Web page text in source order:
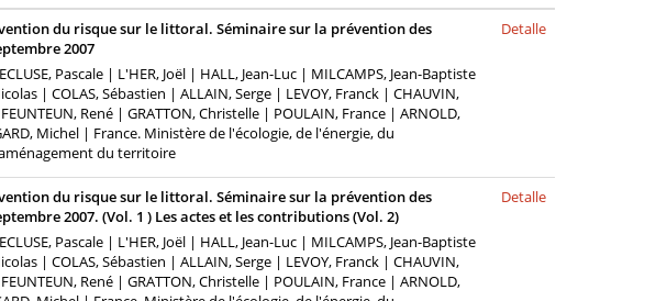
du risque sur le littoral. Séminaire sur la prévention des
2007
Pascale | L'HER, Joël | HALL, Jean-Luc | MILCAMPS, Jean-Baptiste
| COLAS, Sébastien | ALLAIN, Serge | LEVOY, Franck | CHAUVIN,
René | GRATTON, Christelle | POULAIN, France | ARNOLD,
Michel | France. Ministère de l'écologie, de l'énergie, du
du territoire
Detalle
du risque sur le littoral. Séminaire sur la prévention des
2007. (Vol. 1 ) Les actes et les contributions (Vol. 2)
Pascale | L'HER, Joël | HALL, Jean-Luc | MILCAMPS, Jean-Baptiste
| COLAS, Sébastien | ALLAIN, Serge | LEVOY, Franck | CHAUVIN,
René | GRATTON, Christelle | POULAIN, France | ARNOLD,
Detalle